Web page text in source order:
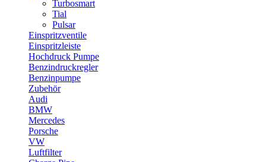
Turbosmart
Tial
Pulsar
Einspritzventile
Einspritzleiste
Hochdruck Pumpe
Benzindruckregler
Benzinpumpe
Zubehör
Audi
BMW
Mercedes
Porsche
VW
Luftfilter